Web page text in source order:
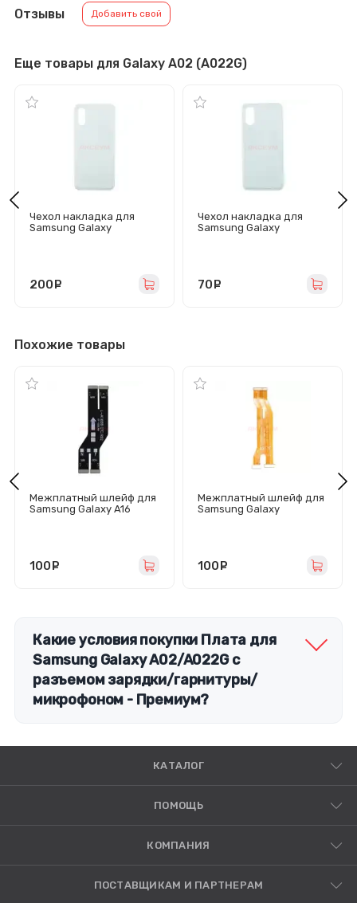
Отзывы Добавить свой
Еще товары для Galaxy A02 (A022G)
Чехол накладка для
Samsung Galaxy
200
Чехол накладка для
Samsung Galaxy
70
Похожие товары
Межплатный шлейф для
Samsung Galaxy A16
100
Межплатный шлейф для
Samsung Galaxy
100
Какие условия покупки Плата для
Samsung Galaxy A02/A022G с
разъемом зарядки/гарнитуры/
микрофоном - Премиум?
КАТАЛОГ
ПОМОЩЬ
КОМПАНИЯ
ПОСТАВЩИКАМ И ПАРТНЕРАМ